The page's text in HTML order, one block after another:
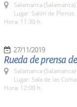
Salamanca (Salamanca)
Lugar: Salón de
Hora: 11:30 h.
27/11/2019
Rueda de prensa
Salamanca (Salamanca)
Lugar: Sala de las
Hora: 12:00 h.